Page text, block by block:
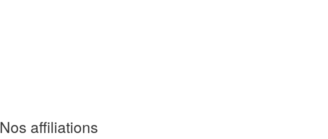
Nos affiliations